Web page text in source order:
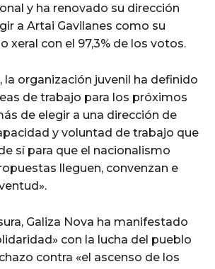
y ha renovado su dirección
a Artai Gavilanes como su
xeral con el 97,3% de los votos.
la organización juvenil ha definido
de trabajo para los próximos
de elegir a una dirección de
y voluntad de trabajo que
sí para que el nacionalismo
lleguen, convenzan e
Galiza Nova ha manifestado
con la lucha del pueblo
contra «el ascenso de los